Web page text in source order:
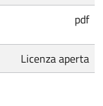
pdf
Licenza aperta